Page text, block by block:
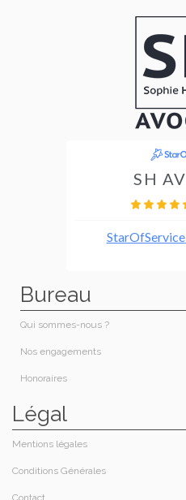
Bureau
Qui sommes-nous ?
Nos engagements
Honoraires​
Légal
Contact
Mentions légales
Conditions Générales